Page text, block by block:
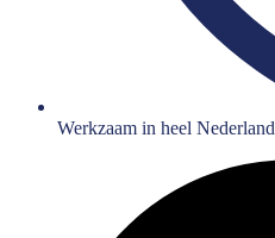
Werkzaam in heel Nederland